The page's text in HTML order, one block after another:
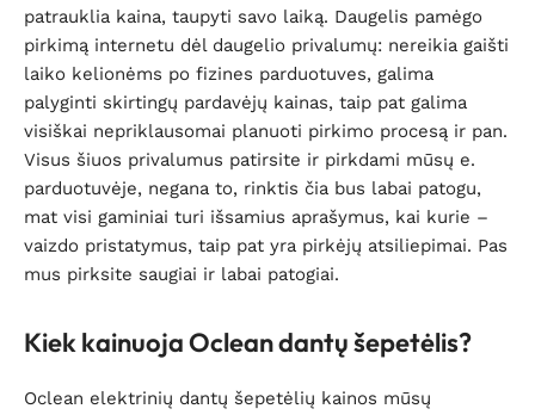
patrauklia kaina, taupyti savo laiką. Daugelis pamėgo
pirkimą internetu dėl daugelio privalumų: nereikia gaišti
laiko kelionėms po fizines parduotuves, galima
palyginti skirtingų pardavėjų kainas, taip pat galima
visiškai nepriklausomai planuoti pirkimo procesą ir pan.
Visus šiuos privalumus patirsite ir pirkdami mūsų e.
parduotuvėje, negana to, rinktis čia bus labai patogu,
mat visi gaminiai turi išsamius aprašymus, kai kurie –
vaizdo pristatymus, taip pat yra pirkėjų atsiliepimai. Pas
mus pirksite saugiai ir labai patogiai.
Kiek kainuoja Oclean dantų šepetėlis?
Oclean elektrinių dantų šepetėlių kainos mūsų